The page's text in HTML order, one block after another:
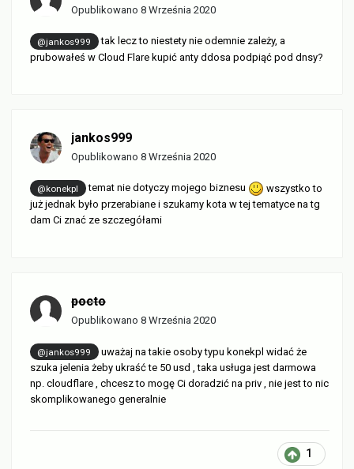
Opublikowano 8 Września 2020
@jankos999
tak lecz to niestety nie odemnie zależy, a
prubowałeś w Cloud Flare kupić anty ddosa podpiąć pod dnsy?
jankos999
Opublikowano 8 Września 2020
@konekpl temat nie dotyczy mojego biznesu
wszystko to
już jednak było przerabiane i szukamy kota w tej tematyce na tg
dam Ci znać ze szczegółami
pocto
Opublikowano 8 Września 2020
@jankos999
uważaj na takie osoby typu konekpl widać że
szuka jelenia żeby ukraść te 50 usd , taka usługa jest darmowa
np. cloudflare , chcesz to mogę Ci doradzić na priv , nie jest to nic
skomplikowanego generalnie
1